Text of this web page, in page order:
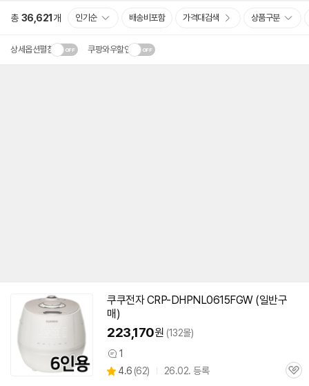
총 36,621 개 인기순 배송비포함 가격대검색 상품구분
상세옵션펼침 쿠팡와우할인
쿠쿠전자 CRP-DHPNL0615FGW (일반구
매)
223,170원 (132몰)
상
품
1
별
4.6 (상
62) 26.02. 등록
관